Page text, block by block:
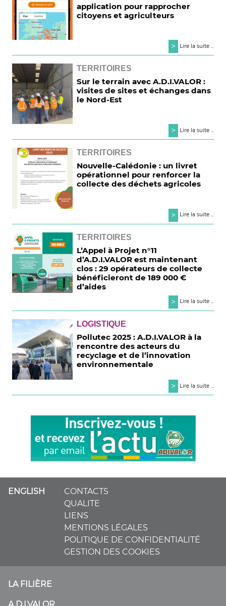
application pour rapprocher
citoyens et agriculteurs
> Lire la suite ...
TERRITOIRES
Sur le terrain avec A.D.I.VALOR :
visites de sites et échanges dans
le Nord-Est
> Lire la suite ...
TERRITOIRES
Nouvelle-Calédonie : un livret
opérationnel pour renforcer la
collecte des déchets agricoles
> Lire la suite ...
TERRITOIRES
L’Appel à Projet n°11
d’A.D.I.VALOR est maintenant
clos : 29 opérateurs de collecte
bénéficieront de 189 000 €
d’aides
>
Lire la suite ...
LOGISTIQUE
Pollutec 2025 : A.D.I.VALOR à la
rencontre des acteurs du
recyclage et de l’innovation
environnementale
> Lire la suite ...
ENGLISH
CONTACTS
QUALITE
LIENS
MENTIONS LÉGALES
POLITIQUE DE CONFIDENTIALITÉ
GESTION DES COOKIES
LA FILIÈRE